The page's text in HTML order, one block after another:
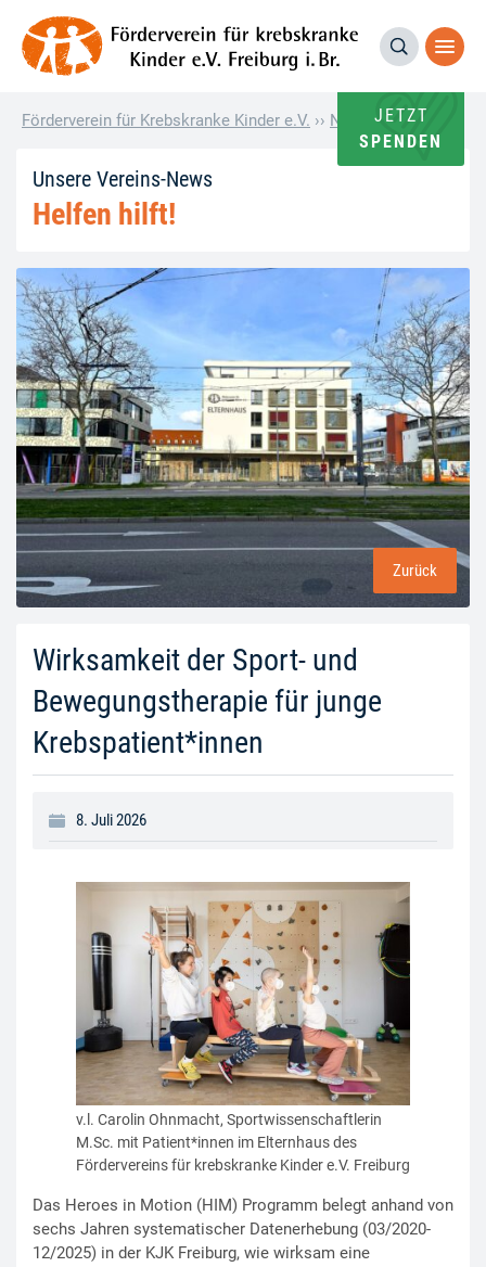
JETZT
SPENDEN
Förderverein für Krebskranke Kinder e.V. ›› News-Beitrag
Unsere Vereins-News
Helfen hilft!
Wirksamkeit der Sport- und
Bewegungstherapie für junge
Krebspatient*innen
Zurück
8. Juli 2026
v.l. Carolin Ohnmacht, Sportwissenschaftlerin
M.Sc. mit Patient*innen im Elternhaus des
Fördervereins für krebskranke Kinder e.V. Freiburg
Das Heroes in Motion (HIM) Programm belegt anhand von
sechs Jahren systematischer Datenerhebung (03/2020-
12/2025) in der KJK Freiburg, wie wirksam eine